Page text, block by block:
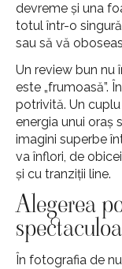
devreme și una
totul într-o
sau să vă
Un review bun nu
este „frumoasă”.
potrivită. Un
energia unui oraș
imagini superbe
va înflori, de
și cu tranziții line.
Alegerea
În fotografia de